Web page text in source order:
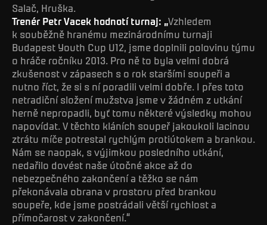
Salač, Hruška.
Trenér Petr Vacek hodnotí turnaj: „Vzhledem
k souběžně hranému mezinárodnímu turnaji
Budapest Youth Cup U12, jsme doplnili polovinu týmu
o hráče ročníku 2013. Pro ně to byla velmi dobrá
zkušenost v zápasech s o rok staršími soupeři a
nutno říct, že si s ní poradili velmi dobře. I přes toto
netradiční složení mužstva jsme v žádném z utkání
herně nepropadli, byť tomu některé výsledky mohou
napovídat. V těchto kláních soupeř jakoukoli lacinou
ztrátu míče potrestal rychlým protiútokem a brankou.
Nám se naopak, s výjimkou posledního utkání,
nedařilo dovést naše útočné akce až do
nebezpečného zakončení a těžko se nám
překonávala obrana v prostoru před brankou
soupeře, kde jsme postrádali větší rychlost a
přímočarost v zakončení.“